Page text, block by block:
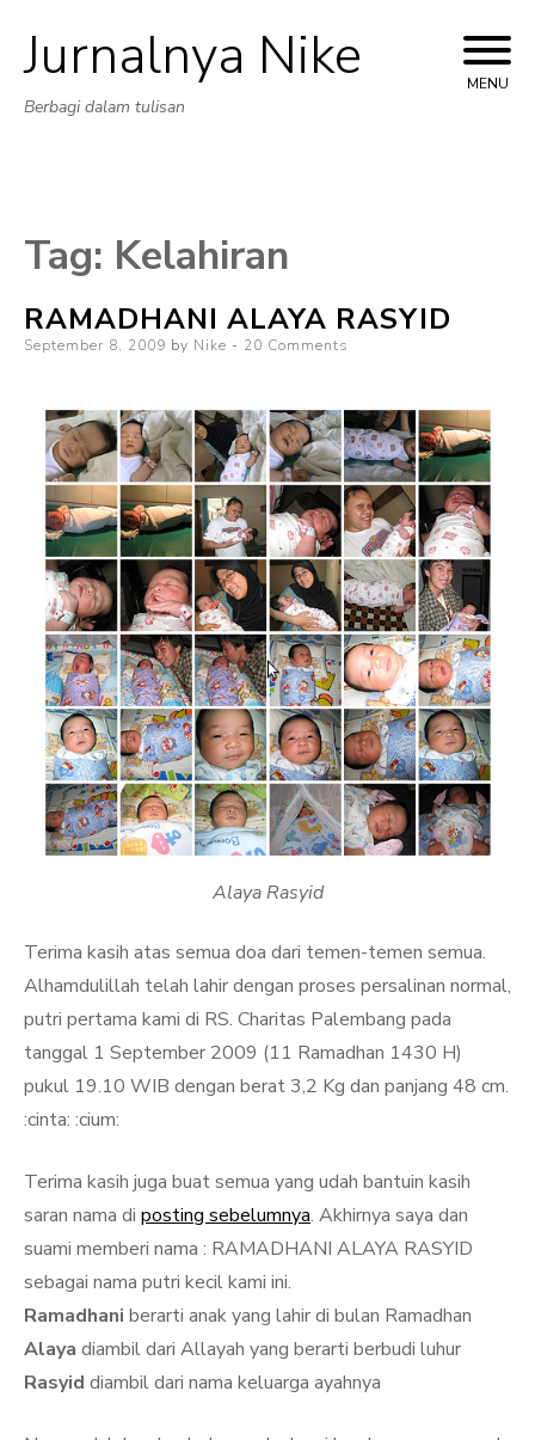
Skip
Jurnalnya Nike
Berbagi dalam tulisan
MENU
Tag: Kelahiran
RAMADHANI ALAYA RASYID
Posted
September 8, 2009 by Nike 20 Comments
Alaya Rasyid
Terima kasih atas semua doa dari temen-temen semua.
Alhamdulillah telah lahir dengan proses persalinan normal,
putri pertama kami di RS. Charitas Palembang pada
tanggal 1 September 2009 (11 Ramadhan 1430 H)
pukul 19.10 WIB dengan berat 3,2 Kg dan panjang 48 cm.
:cinta: :cium:
Terima kasih juga buat semua yang udah bantuin kasih
saran nama di posting sebelumnya. Akhirnya saya dan
suami memberi nama : RAMADHANI ALAYA RASYID
sebagai nama putri kecil kami ini.
Ramadhani berarti anak yang lahir di bulan Ramadhan
Alaya diambil dari Allayah yang berarti berbudi luhur
Rasyid diambil dari nama keluarga ayahnya